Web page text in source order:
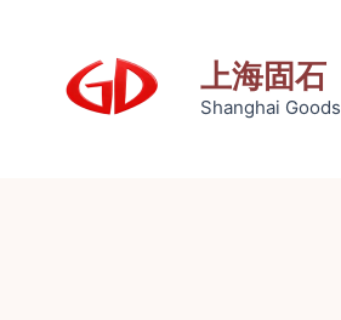
上海固石
Shanghai Goods